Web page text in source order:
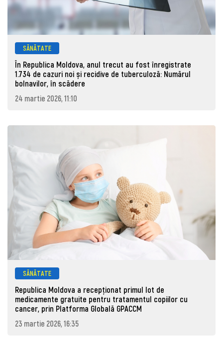
SĂNĂTATE
În Republica Moldova, anul trecut au fost înregistrate
1.734 de cazuri noi și recidive de tuberculoză: Numărul
bolnavilor, în scădere
24 martie 2026, 11:10
SĂNĂTATE
Republica Moldova a recepționat primul lot de
medicamente gratuite pentru tratamentul copiilor cu
cancer, prin Platforma Globală GPACCM
23 martie 2026, 16:35